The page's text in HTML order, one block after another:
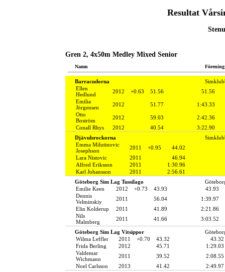
Resultat
Gren 2, 4x50m Medley Mixed Senior
Namn Förening
Barracudorna
Ellen
Hedlund
2012 +0.63 51.56
51.56
Emilia
Jörgensen
2012 51.77
1:43.33
Otto
Boström
2012 59.03
2:42.36
Conall Rhys
2012 40.54
3:22.90
Djävulsrockorna
Emma Milutinovic
Josephson
2011 +0.95
44.02
Lara Nistovic
2011
46.94
Alfred Eriksson
2011
1:30.96
Karl Johansson
2011
2:56.61
Göteborg Sim Lag Tussilago
Emilie Keen
2012 +0.73 43.93
43.93
Dennis
Velminskiy
2011 56.04
1:39.97
Elin Kolderup
2011 41.89
2:21.86
Nils
Malmberg
2011 41.66 3:03.52
Göteborg Sim Lag Vitsippor
Wilma Leffler
2011 +0.70 43.32
43.32
Frida Berling
2012 45.71
1:29.03
Valdemar
Wichmann
2011 39.52
2:08.55
Noel Carlsson
2013 41.42
2:49.97